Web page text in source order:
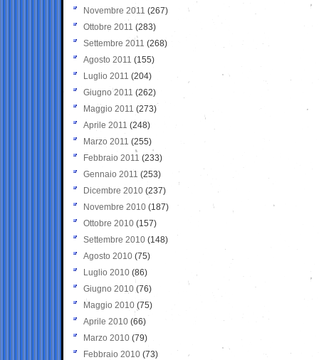
Novembre 2011 (267)
Ottobre 2011 (283)
Settembre 2011 (268)
Agosto 2011 (155)
Luglio 2011 (204)
Giugno 2011 (262)
Maggio 2011 (273)
Aprile 2011 (248)
Marzo 2011 (255)
Febbraio 2011 (233)
Gennaio 2011 (253)
Dicembre 2010 (237)
Novembre 2010 (187)
Ottobre 2010 (157)
Settembre 2010 (148)
Agosto 2010 (75)
Luglio 2010 (86)
Giugno 2010 (76)
Maggio 2010 (75)
Aprile 2010 (66)
Marzo 2010 (79)
Febbraio 2010 (73)